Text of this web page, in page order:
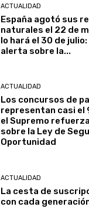
ACTUALIDAD
España agotó sus
naturales el 22 de
lo hará el 30 de
alerta sobre la...
ACTUALIDAD
Los concursos de
representan casi el
el Supremo
sobre la Ley de
Oportunidad
ACTUALIDAD
La cesta de
con cada